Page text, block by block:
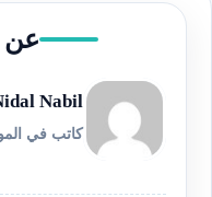
عن
Nabil
كاتب في